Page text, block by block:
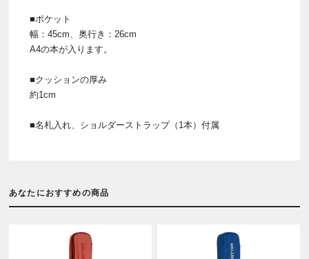
■ポケット
幅：45cm、奥行き：26cm
A4の本が入ります。
■クッションの厚み
約1cm
■名札入れ、ショルダーストラップ（1本）付属
あなたにおすすめの商品